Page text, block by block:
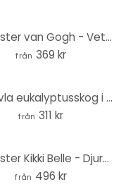
Träposter van Gogh - Vetefält med cypresser
från 369 kr
Trätavla eukalyptusskog i Yarra Ranges - Colombo - Rund
från 311 kr
Träposter Kikki Belle - Djurens rike
från 496 kr